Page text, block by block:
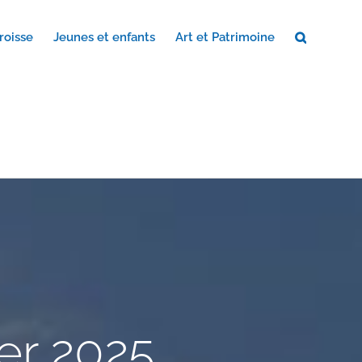
Jeunes et enfants Art et Patrimoine